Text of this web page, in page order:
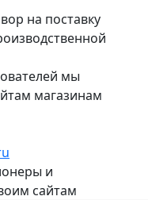
на поставку
мы
магазинам
и
сайтам